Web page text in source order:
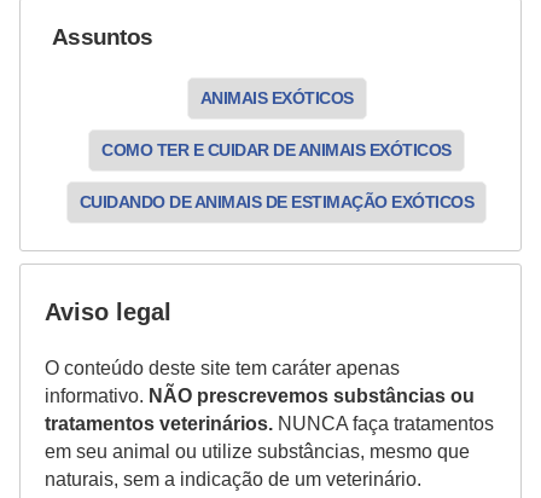
Assuntos
ANIMAIS EXÓTICOS
COMO TER E CUIDAR DE ANIMAIS EXÓTICOS
CUIDANDO DE ANIMAIS DE ESTIMAÇÃO EXÓTICOS
Aviso legal
O conteúdo deste site tem caráter apenas
informativo. NÃO prescrevemos substâncias ou
tratamentos veterinários. NUNCA faça tratamentos
em seu animal ou utilize substâncias, mesmo que
naturais, sem a indicação de um veterinário.
i
t
m
a
ç
ã
o